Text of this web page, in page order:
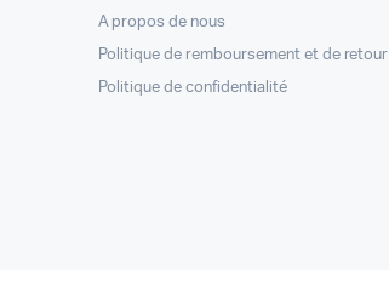
A propos de nous
Politique de remboursement et de retour
Politique de confidentialité